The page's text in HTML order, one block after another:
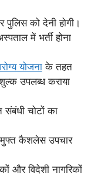
को देनी होगी।
में भर्ती होना
योजनाके तहत
उपलब्ध कराया
चोटों का
मुफ्त कैशलेस उपचार
और विदेशी नागरिकों